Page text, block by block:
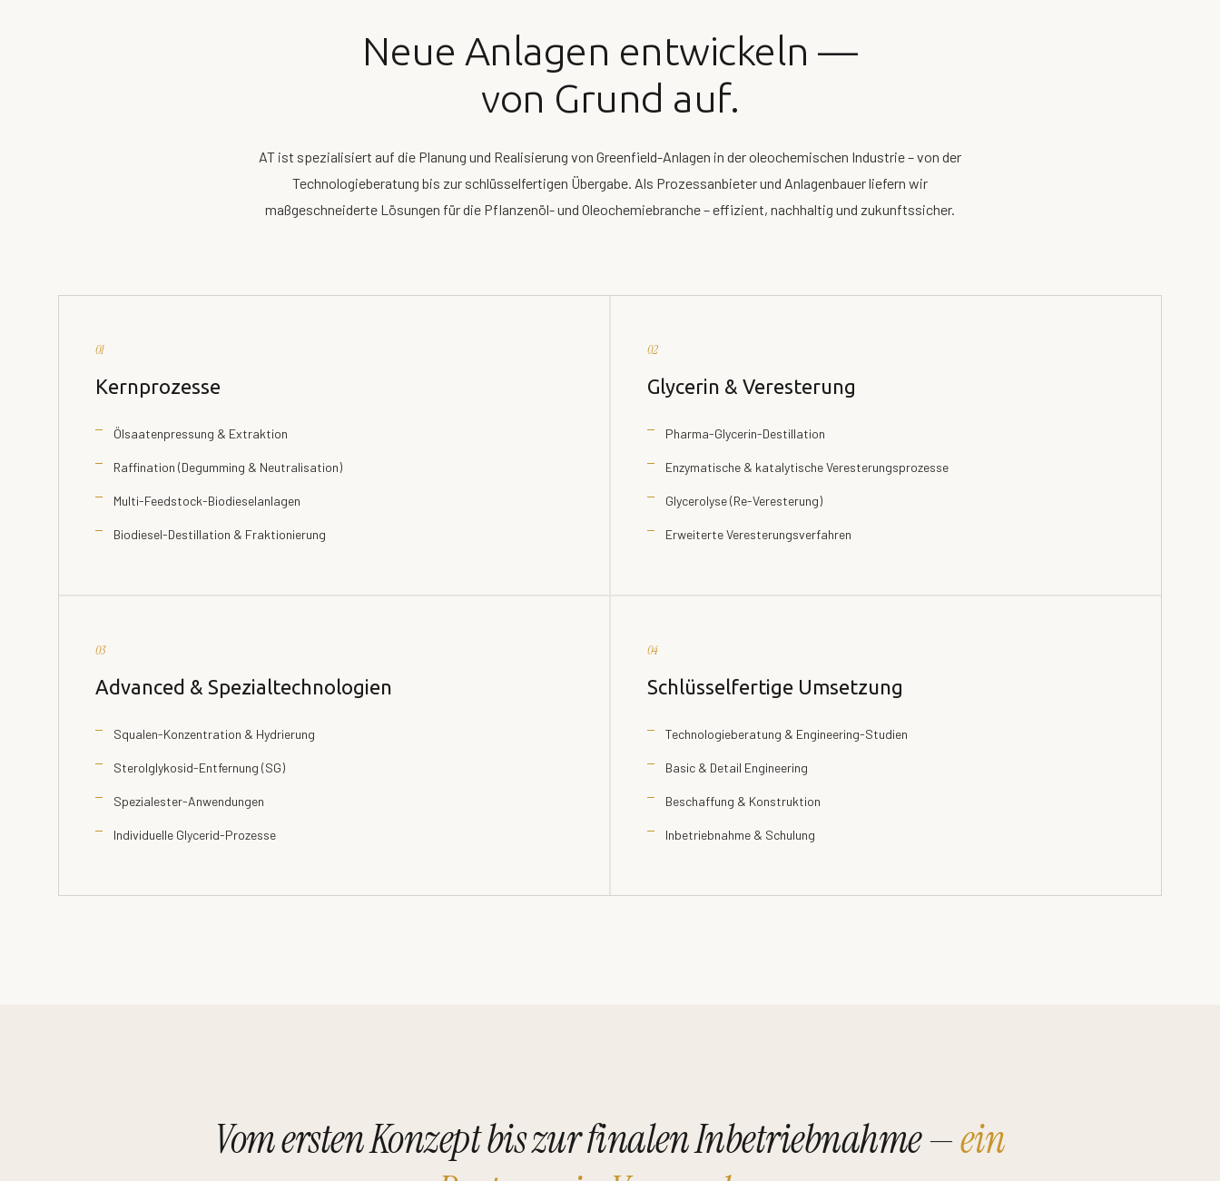
Neue Anlagen entwickeln —
von Grund auf.
AT ist spezialisiert auf die Planung und Realisierung von Greenfield-Anlagen in der oleochemischen Industrie – von der
Technologieberatung bis zur schlüsselfertigen Übergabe. Als Prozessanbieter und Anlagenbauer liefern wir
maßgeschneiderte Lösungen für die Pflanzenöl- und Oleochemiebranche – effizient, nachhaltig und zukunftssicher.
01
Kernprozesse
Ölsaatenpressung & Extraktion
Raffination (Degumming & Neutralisation)
Multi-Feedstock-Biodieselanlagen
Biodiesel-Destillation & Fraktionierung
02
Glycerin & Veresterung
Pharma-Glycerin-Destillation
Enzymatische & katalytische Veresterungsprozesse
Glycerolyse (Re-Veresterung)
Erweiterte Veresterungsverfahren
03
Advanced & Spezialtechnologien
Squalen-Konzentration & Hydrierung
Sterolglykosid-Entfernung (SG)
Spezialester-Anwendungen
Individuelle Glycerid-Prozesse
04
Schlüsselfertige Umsetzung
Technologieberatung & Engineering-Studien
Basic & Detail Engineering
Beschaffung & Konstruktion
Inbetriebnahme & Schulung
Vom ersten Konzept bis zur finalen Inbetriebnahme —ein